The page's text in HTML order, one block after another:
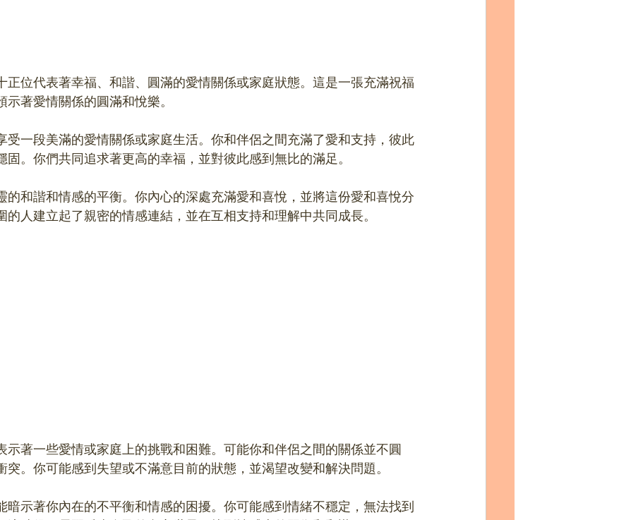
正位代表著幸福、和諧、圓滿的愛情關係或家庭狀態。這是一張充滿祝福
著愛情關係的圓滿和悅樂。
受一段美滿的愛情關係或家庭生活。你和伴侶之間充滿了愛和支持，彼此
固。你們共同追求著更高的幸福，並對彼此感到無比的滿足。
的和諧和情感的平衡。你內心的深處充滿愛和喜悅，並將這份愛和喜悅分
的人建立起了親密的情感連結，並在互相支持和理解中共同成長。
示著一些愛情或家庭上的挑戰和困難。可能你和伴侶之間的關係並不圓
突。你可能感到失望或不滿意目前的狀態，並渴望改變和解決問題。
暗示著你內在的不平衡和情感的困擾。你可能感到情緒不穩定，無法找到